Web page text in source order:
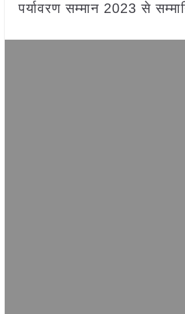
पर्यावरण सम्मान 2023 से